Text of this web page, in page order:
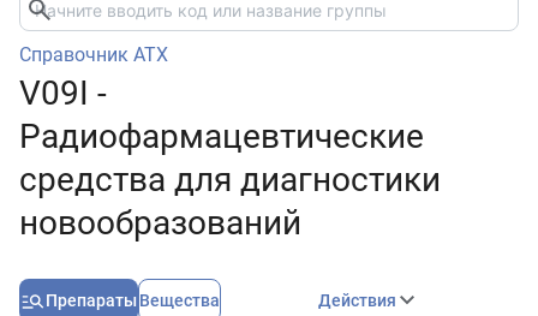
Справочник АТХ
V09I -
Радиофармацевтические
средства для диагностики
новообразований
Препараты Вещества Действия